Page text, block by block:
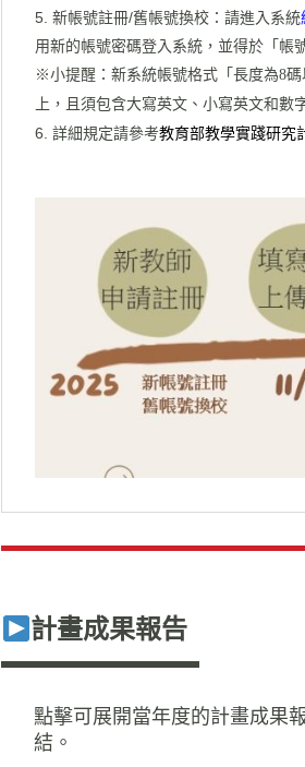
新帳號註冊/舊帳號換校：請進入系統
用新的帳號密碼登入系統，並得於「帳
※小提醒：新系統帳號格式「長度為8
上，且須包含大寫英文、小寫英文和數
詳細規定請參考教育部教學實踐研究
計畫成果報告
點擊可展開當年度的計畫成果
結。